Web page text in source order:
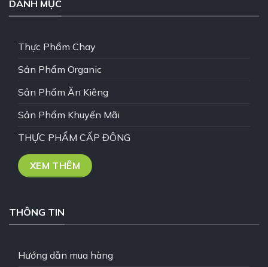
DANH MỤC
Thực Phẩm Chay
Sản Phẩm Organic
Sản Phẩm Ăn Kiêng
Sản Phẩm Khuyến Mãi
THỰC PHẨM CẤP ĐÔNG
XEM THÊM
THÔNG TIN
Hướng dẫn mua hàng